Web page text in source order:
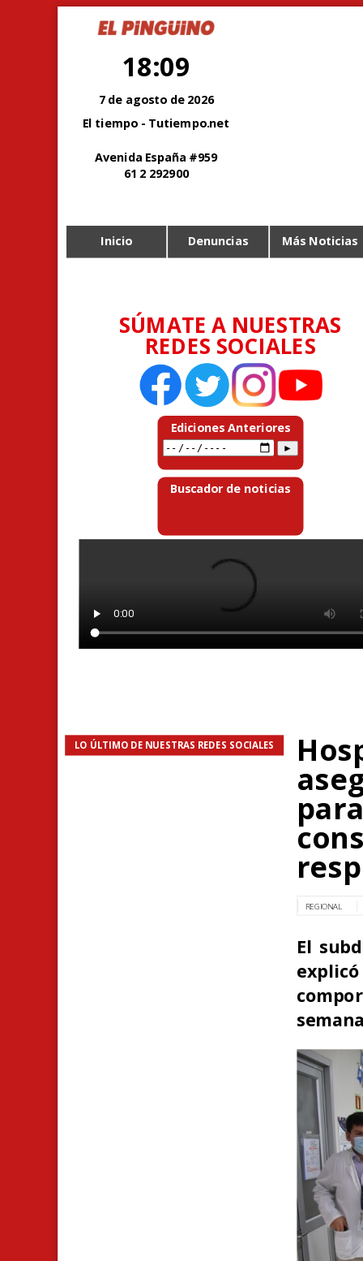
18:09
7 de agosto de 2026
El tiempo - Tutiempo.net
Avenida España #959
61 2 292900
Inicio Denuncias Más Noticias
SÚMATE A NUESTRAS
REDES SOCIALES
Ediciones Anteriores
Buscador de noticias
LO ÚLTIMO DE NUESTRAS REDES SOCIALES
REGIONAL
El